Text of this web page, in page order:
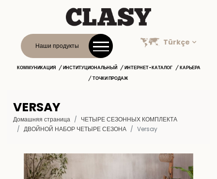
Наши продукты Türkçe
КОММУНИКАЦИЯ ИНСТИТУЦИОНАЛЬНЫЙ ИНТЕРНЕТ-КАТАЛОГ
КАРЬЕРА
ТОЧКИ ПРОДАЖ
VERSAY
Домашняя страница
ЧЕТЫРЕ СЕЗОННЫХ КОМПЛЕКТА
ДВОЙНОЙ НАБОР ЧЕТЫРЕ СЕЗОНА
Versay